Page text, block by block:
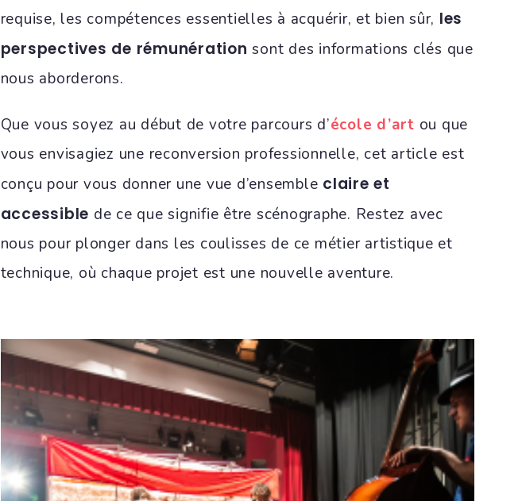
requise, les compétences essentielles à acquérir, et bien sûr, les
perspectives de rémunération sont des informations clés que
nous aborderons.
Que vous soyez au début de votre parcours d’école d’art ou que
vous envisagiez une reconversion professionnelle, cet article est
conçu pour vous donner une vue d’ensemble claire et
accessible de ce que signifie être scénographe. Restez avec
nous pour plonger dans les coulisses de ce métier artistique et
technique, où chaque projet est une nouvelle aventure.